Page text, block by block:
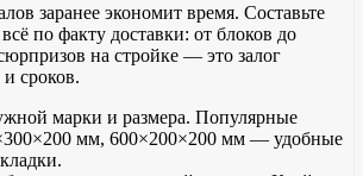
заранее экономит время. Составьте
по факту доставки: от блоков до
на стройке — это залог
сроков.
марки и размера. Популярные
мм, 600×200×200 мм — удобные